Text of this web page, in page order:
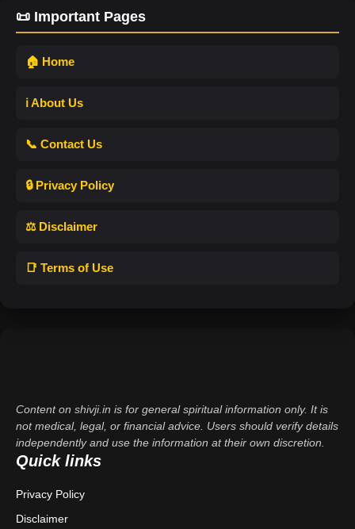
📜 Important Pages
🏠 Home
ℹ️ About Us
📞 Contact Us
🔒 Privacy Policy
⚖️ Disclaimer
📑 Terms of Use
Content on shivji.in is for general spiritual information only. It is
not medical, legal, or financial advice. Users should verify details
independently and use the information at their own discretion.
Quick links
Privacy Policy
Disclaimer